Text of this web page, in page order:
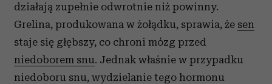
działają zupełnie odwrotnie niż powinny.
Grelina, produkowana w żołądku, sprawia, że sen
staje się głębszy, co chroni mózg przed
niedoborem snu. Jednak właśnie w przypadku
niedoboru snu, wydzielanie tego hormonu